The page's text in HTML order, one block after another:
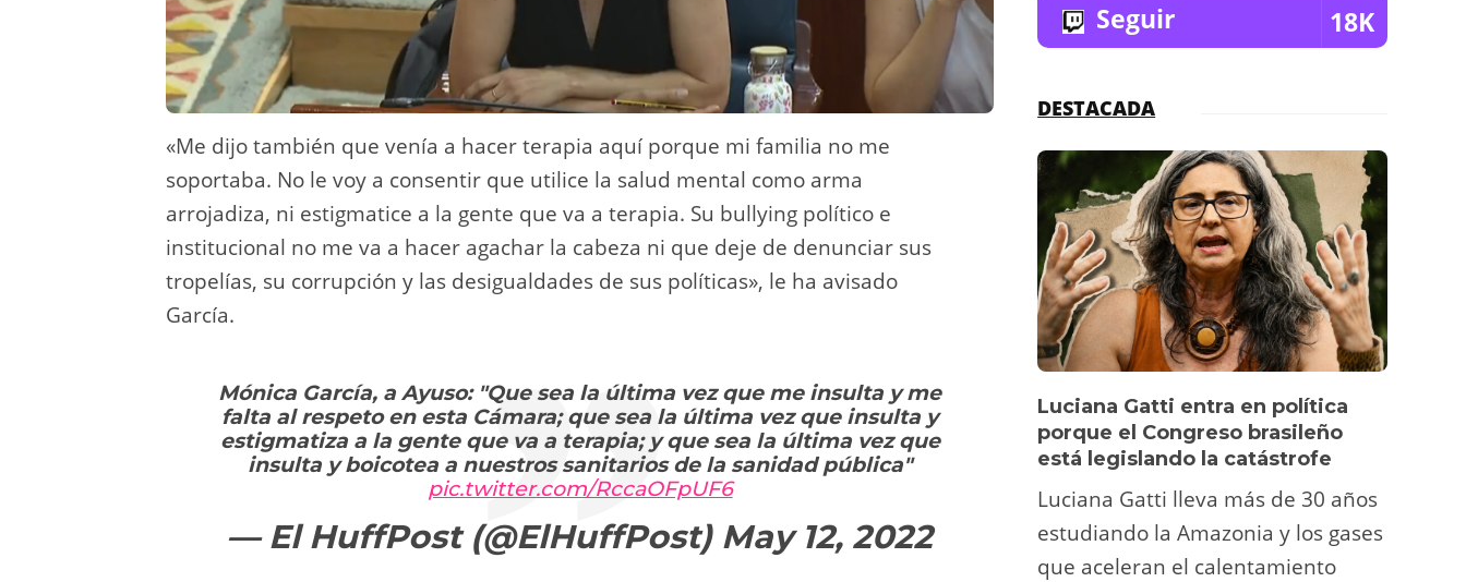
«Me dijo también que venía a hacer terapia aquí porque mi familia no me
soportaba. No le voy a consentir que utilice la salud mental como arma
arrojadiza, ni estigmatice a la gente que va a terapia. Su bullying político e
institucional no me va a hacer agachar la cabeza ni que deje de denunciar sus
tropelías, su corrupción y las desigualdades de sus políticas», le ha avisado
García.
Mónica García, a Ayuso: "Que sea la última vez que me insulta y me
falta al respeto en esta Cámara; que sea la última vez que insulta y
estigmatiza a la gente que va a terapia; y que sea la última vez que
insulta y boicotea a nuestros sanitarios de la sanidad pública"
pic.twitter.com/RccaOFpUF6
— El HuffPost (@ElHuffPost) May 12, 2022
Seguir 18K
DESTACADA
Luciana Gatti entra en política
porque el Congreso brasileño
está legislando la catástrofe
Luciana Gatti lleva más de 30 años
estudiando la Amazonia y los gases
que aceleran el calentamiento